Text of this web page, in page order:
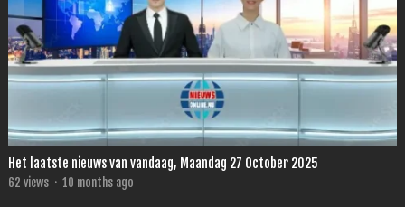
Het laatste nieuws van vandaag, Maandag 27 October 2025
62 views · 10 months ago